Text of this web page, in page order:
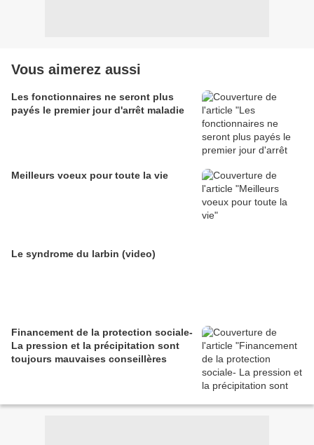
Vous aimerez aussi
Les fonctionnaires ne seront plus
payés le premier jour d'arrêt maladie
Meilleurs voeux pour toute la vie
Le syndrome du larbin (video)
Financement de la protection sociale-
La pression et la précipitation sont
toujours mauvaises conseillères